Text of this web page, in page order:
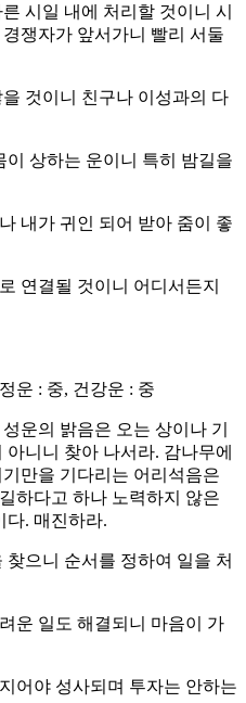
시일 내에 처리할 것이니 시
쟁자가 앞서가니 빨리 서둘
것이니 친구나 이성과의 다
이 상하는 운이니 특히 밤길을
내가 귀인 되어 받아 줌이 좋
연결될 것이니 어디서든지
운 : 중, 건강운 : 중
운의 밝음은 오는 상이나 기
아니니 찾아 나서라. 감나무에
만을 기다리는 어리석음은
하다고 하나 노력하지 않은
다. 매진하라.
으니 순서를 정하여 일을 처
운 일도 해결되니 마음이 가
어야 성사되며 투자는 안하는